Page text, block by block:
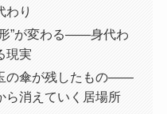
わり
”が変わる――身代わ
現実
の傘が残したもの――
ら消えていく居場所